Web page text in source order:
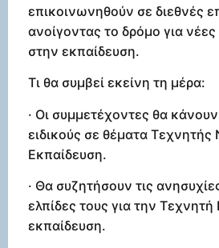
επικοινωνηθούν σε διεθνές
ανοίγοντας το δρόμο για νέες
στην εκπαίδευση.
Τι θα συμβεί εκείνη τη μέρα:
· Οι συμμετέχοντες θα
ειδικούς σε θέματα
Εκπαίδευση.
· Θα συζητήσουν τις
ελπίδες τους για την
εκπαίδευση.